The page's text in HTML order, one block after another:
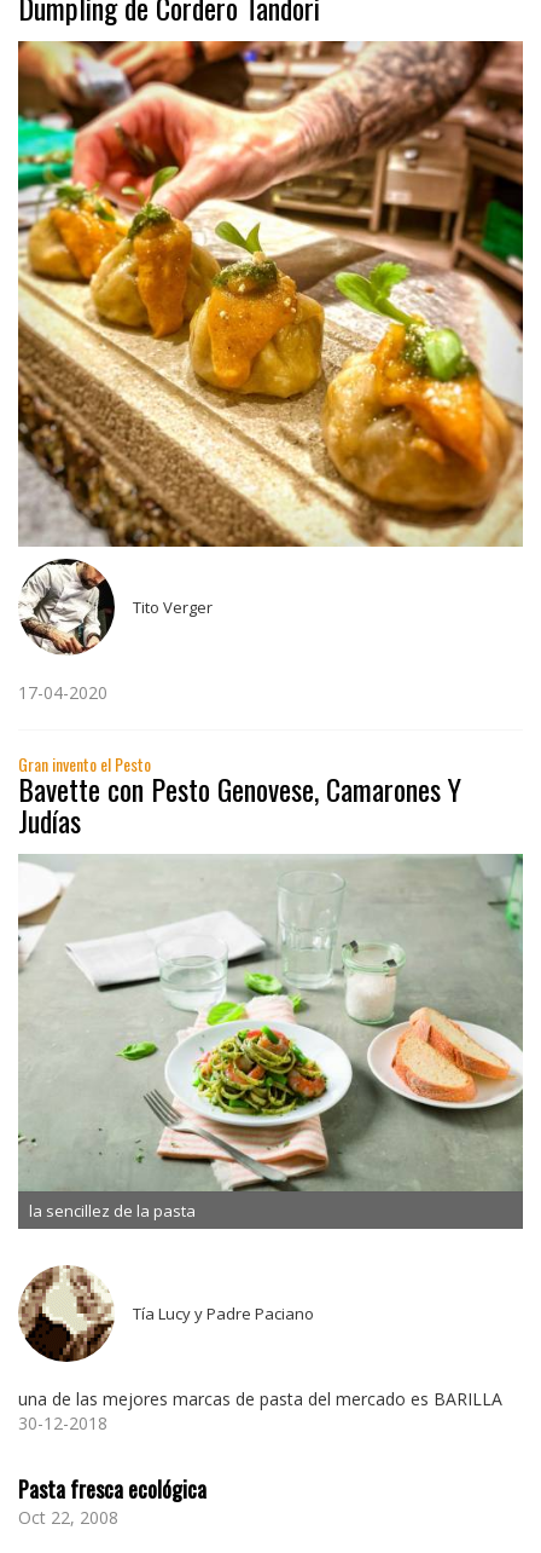
Tito Verger
17-04-2020
Gran invento el Pesto
Bavette con Pesto Genovese, Camarones Y
Judías
la sencillez de la pasta
Tía Lucy y Padre Paciano
una de las mejores marcas de pasta del mercado es BARILLA
30-12-2018
Pasta fresca ecológica
Oct 22, 2008